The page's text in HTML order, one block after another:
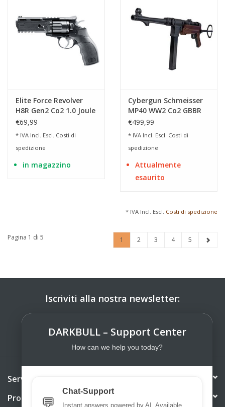
Elite Force Revolver
H8R Gen2 Co2 1.0 Joule
- BK
€69,99
* IVA Incl. Escl. Costi di
spedizione
in magazzino
Cybergun Schmeisser
MP40 WW2 Co2 GBBR
1.20 Joule - BR
€499,99
* IVA Incl. Escl. Costi di
spedizione
Attualmente
esaurito
* IVA Incl. Escl. Costi di spedizione
Pagina 1 di 5 1 2 3 4 5
Iscriviti alla nostra newsletter:
Servizio di assistenza
Prodotti
DARKBULL – Support Center
How can we help you today?
💬
Chat-Support
Instant answers powered by AI. Available